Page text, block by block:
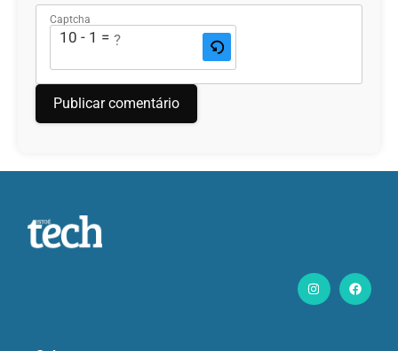
Captcha
10 - 1 = ?